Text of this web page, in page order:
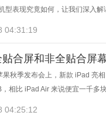
型表现究竟如何，让我们深入解
04:31:19
贴合屏和非全贴合屏
果秋季发布会上，新款 iPad 亮
相比 iPad Air 来说便宜一千多块
04:25:12